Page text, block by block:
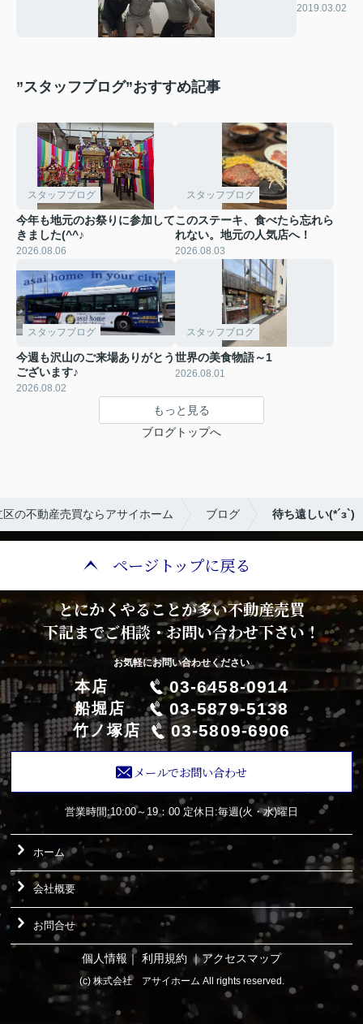
2019.03.02
”スタッフブログ”おすすめ記事
スタッフブログ
今年も地元のお祭りに参加して
きました(^^♪
2026.08.06
スタッフブログ
このステーキ、食べたら忘れら
れない。地元の人気店へ！
2026.08.03
スタッフブログ
今週も沢山のご来場ありがとう
ございます♪
2026.08.02
スタッフブログ
世界の美食物語～1
2026.08.01
もっと見る
ブログトップへ
の不動産売買ならアサイホーム ブログ 待ち遠しい(*´з`)
ページトップに戻る
とにかくやることが多い不動産売買
下記までご相談・お問い合わせ下さい！
お気軽にお問い合わせください
本店 03-6458-0914
船堀店 03-5879-5138
竹ノ塚店 03-5809-6906
メールでお問い合わせ
営業時間:10:00～19：00 定休日:毎週(火・水)曜日
ホーム
会社概要
お問合せ
個人情報 ｜ 利用規約 ｜アクセスマップ
(c) 株式会社 アサイホーム All rights reserved.